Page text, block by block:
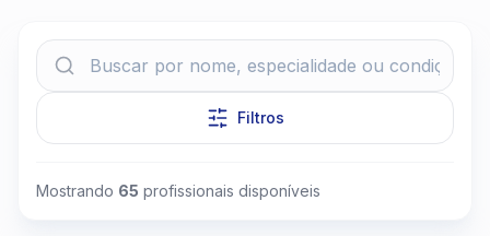
Filtros
Mostrando 65 profissionais disponíveis